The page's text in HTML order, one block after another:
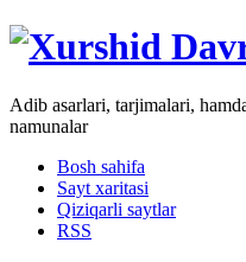
Adib asarlari, tarjimalari,
namunalar
Bosh sahifa
Sayt xaritasi
Qiziqarli saytlar
RSS